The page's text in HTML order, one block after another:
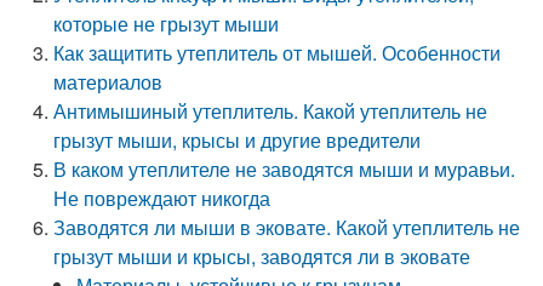
которые не грызут мыши
Как защитить утеплитель от мышей. Особенности
материалов
Антимышиный утеплитель. Какой утеплитель не
грызут мыши, крысы и другие вредители
В каком утеплителе не заводятся мыши и муравьи.
Не повреждают никогда
Заводятся ли мыши в эковате. Какой утеплитель не
грызут мыши и крысы, заводятся ли в эковате